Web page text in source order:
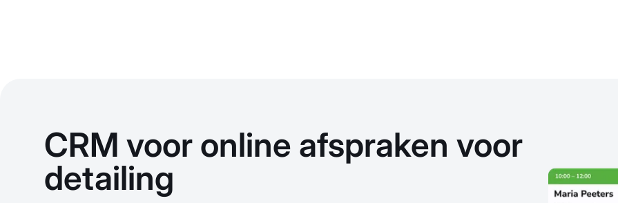
CRM voor online afspraken voor
detailing